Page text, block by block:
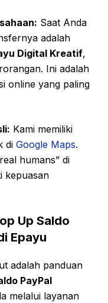
Saat Anda
adalah
Digital Kreatif,
Ini adalah
online yang paling
Kami memiliki
di Google Maps.
humans” di
kepuasan
Up Saldo
Epayu
adalah panduan
PayPal
melalui layanan